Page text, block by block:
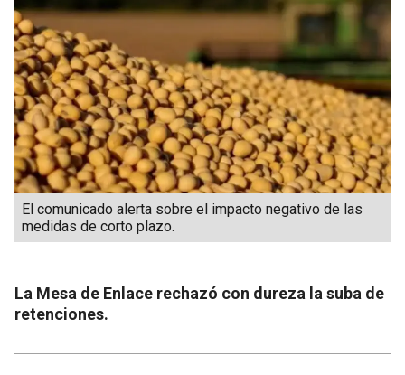
El comunicado alerta sobre el impacto negativo de las
medidas de corto plazo.
La Mesa de Enlace rechazó con dureza la suba de
retenciones.